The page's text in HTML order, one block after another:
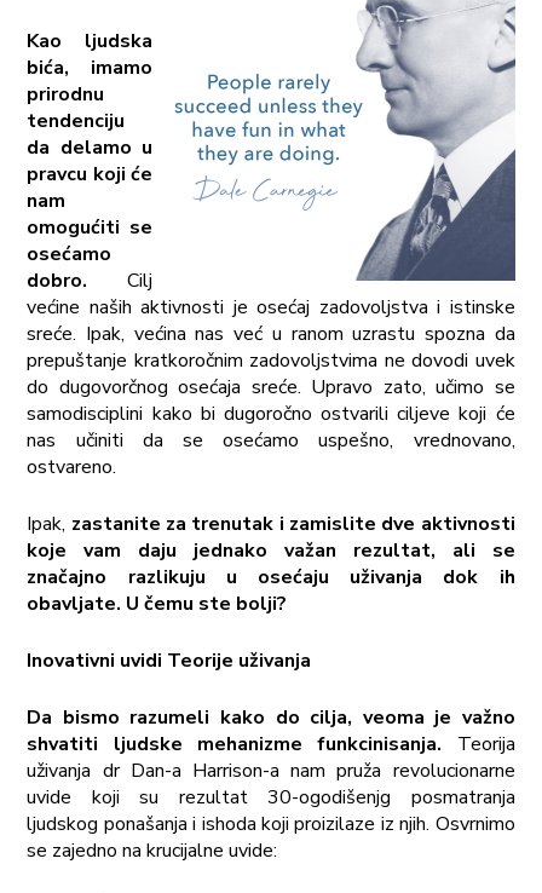
Kao ljudska
bića, imamo
prirodnu
tendenciju
da delamo u
pravcu koji će
nam
omogućiti se
osećamo
dobro. Cilj
većine naših aktivnosti je osećaj zadovoljstva i istinske
sreće. Ipak, većina nas već u ranom uzrastu spozna da
prepuštanje kratkoročnim zadovoljstvima ne dovodi uvek
do dugovorčnog osećaja sreće. Upravo zato, učimo se
samodisciplini kako bi dugoročno ostvarili ciljeve koji će
nas učiniti da se osećamo uspešno, vrednovano,
ostvareno.
Ipak, zastanite za trenutak i zamislite dve aktivnosti
koje vam daju jednako važan rezultat, ali se
značajno razlikuju u osećaju uživanja dok ih
obavljate. U čemu ste bolji?
Inovativni uvidi Teorije uživanja
Da bismo razumeli kako do cilja, veoma je važno
shvatiti ljudske mehanizme funkcinisanja. Teorija
uživanja dr Dan-a Harrison-a nam pruža revolucionarne
uvide koji su rezultat 30-ogodišenjg posmatranja
ljudskog ponašanja i ishoda koji proizilaze iz njih. Osvrnimo
se zajedno na krucijalne uvide: